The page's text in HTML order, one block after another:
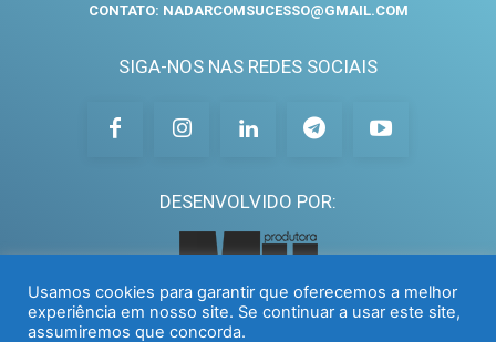
CONTATO: NADARCOMSUCESSO@GMAIL.COM
SIGA-NOS NAS REDES SOCIAIS
DESENVOLVIDO POR:
Usamos cookies para garantir que oferecemos a melhor
experiência em nosso site. Se continuar a usar este site,
assumiremos que concorda.